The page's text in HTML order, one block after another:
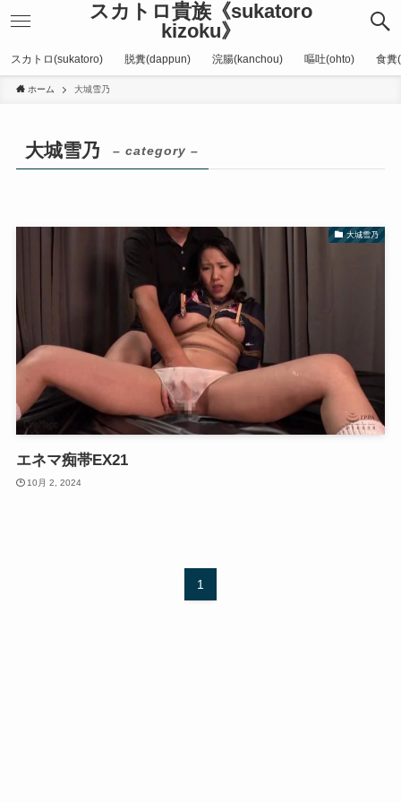
スカトロ貴族《sukatoro
kizoku》
スカトロ(sukatoro) 脱糞(dappun) 浣腸(kanchou) 嘔吐(ohto) 食糞
ホーム 大城雪乃
大城雪乃 – category –
大城雪乃
エネマ痴帯EX21
10月 2, 2024
1